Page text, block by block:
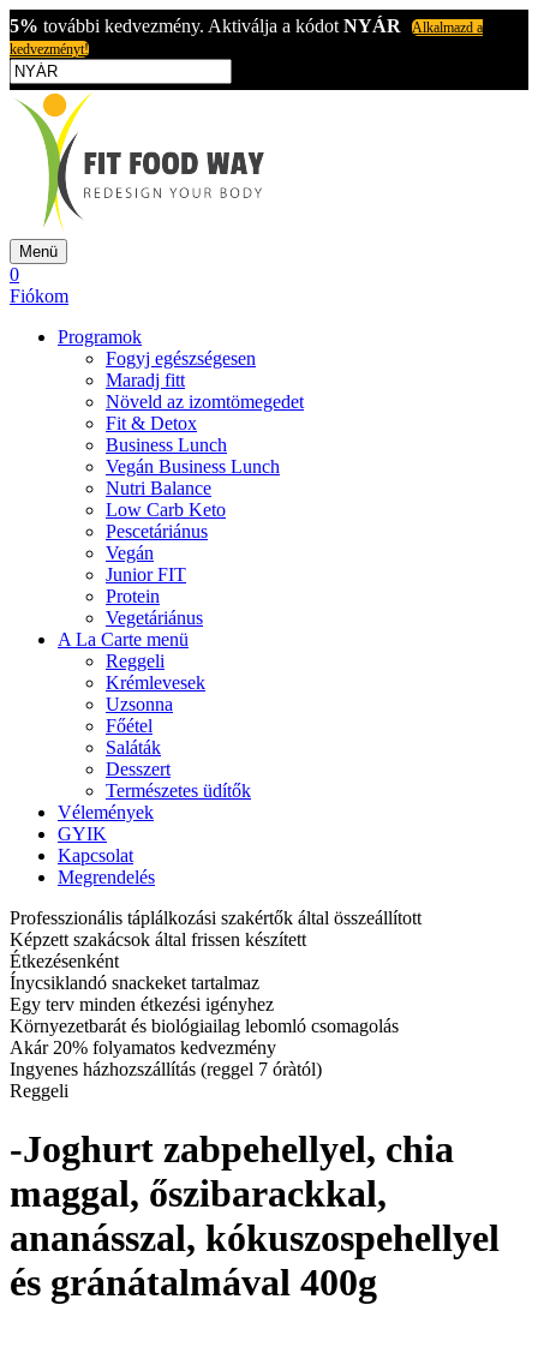
5% további kedvezmény. Aktiválja a kódot NYÁR
Alkalmazd a
kedvezményt!
Menü
0
Fiókom
Programok
Fogyj egészségesen
Maradj fitt
Növeld az izomtömegedet
Fit & Detox
Business Lunch
Vegán Business Lunch
Nutri Balance
Low Carb Keto
Pescetáriánus
Vegán
Junior FIT
Protein
Vegetáriánus
A La Carte menü
Reggeli
Krémlevesek
Uzsonna
Főétel
Saláták
Desszert
Természetes üdítők
Vélemények
GYIK
Kapcsolat
Megrendelés
Professzionális táplálkozási szakértők által összeállított
Képzett szakácsok által frissen készített
Étkezésenként
Ínycsiklandó snackeket tartalmaz
Egy terv minden étkezési igényhez
Környezetbarát és biológiailag lebomló csomagolás
Akár 20% folyamatos kedvezmény
Ingyenes házhozszállítás (reggel 7 óràtól)
Reggeli
-Joghurt zabpehellyel, chia
maggal, őszibarackkal,
ananásszal, kókuszospehellyel
és gránátalmával 400g